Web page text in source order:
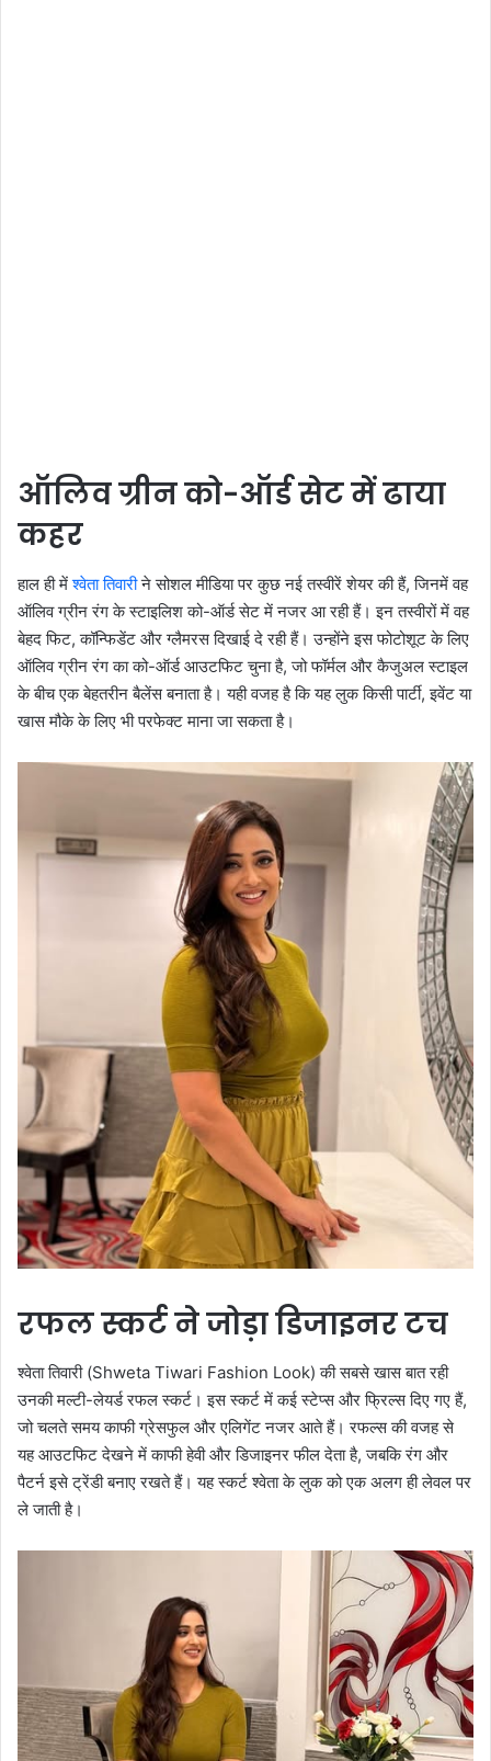
ऑलिव ग्रीन को-ऑर्ड सेट में ढाया
कहर
हाल ही मेंश्वेता तिवारीने सोशल मीडिया पर कुछ नई तस्वीरें शेयर की हैं, जिनमें वह
ऑलिव ग्रीन रंग के स्टाइलिश को-ऑर्ड सेट में नजर आ रही हैं। इन तस्वीरों में वह
बेहद फिट, कॉन्फिडेंट और ग्लैमरस दिखाई दे रही हैं। उन्होंने इस फोटोशूट के लिए
ऑलिव ग्रीन रंग का को-ऑर्ड आउटफिट चुना है, जो फॉर्मल और कैजुअल स्टाइल
के बीच एक बेहतरीन बैलेंस बनाता है। यही वजह है कि यह लुक किसी पार्टी, इवेंट या
खास मौके के लिए भी परफेक्ट माना जा सकता है।
रफल स्कर्ट ने जोड़ा डिजाइनर टच
श्वेता तिवारी (Shweta Tiwari Fashion Look) की सबसे खास बात रही
उनकी मल्टी-लेयर्ड रफल स्कर्ट। इस स्कर्ट में कई स्टेप्स और फ्रिल्स दिए गए हैं,
जो चलते समय काफी ग्रेसफुल और एलिगेंट नजर आते हैं। रफल्स की वजह से
यह आउटफिट देखने में काफी हेवी और डिजाइनर फील देता है, जबकि रंग और
पैटर्न इसे ट्रेंडी बनाए रखते हैं। यह स्कर्ट श्वेता के लुक को एक अलग ही लेवल पर
ले जाती है।